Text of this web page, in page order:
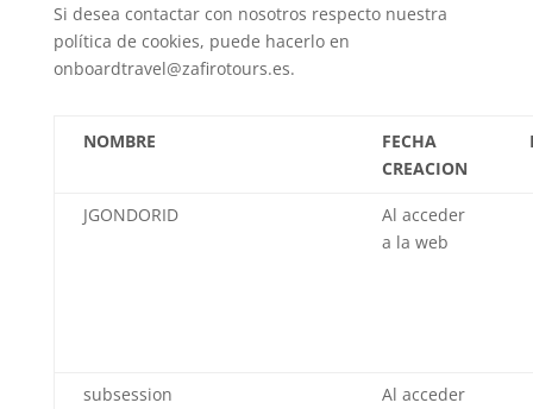
Si desea contactar con nosotros respecto nuestra
política de cookies, puede hacerlo en
onboardtravel@zafirotours.es.
NOMBRE
FECHA
CREACION
JGONDORID
Al acceder
a la web
subsession
Al acceder